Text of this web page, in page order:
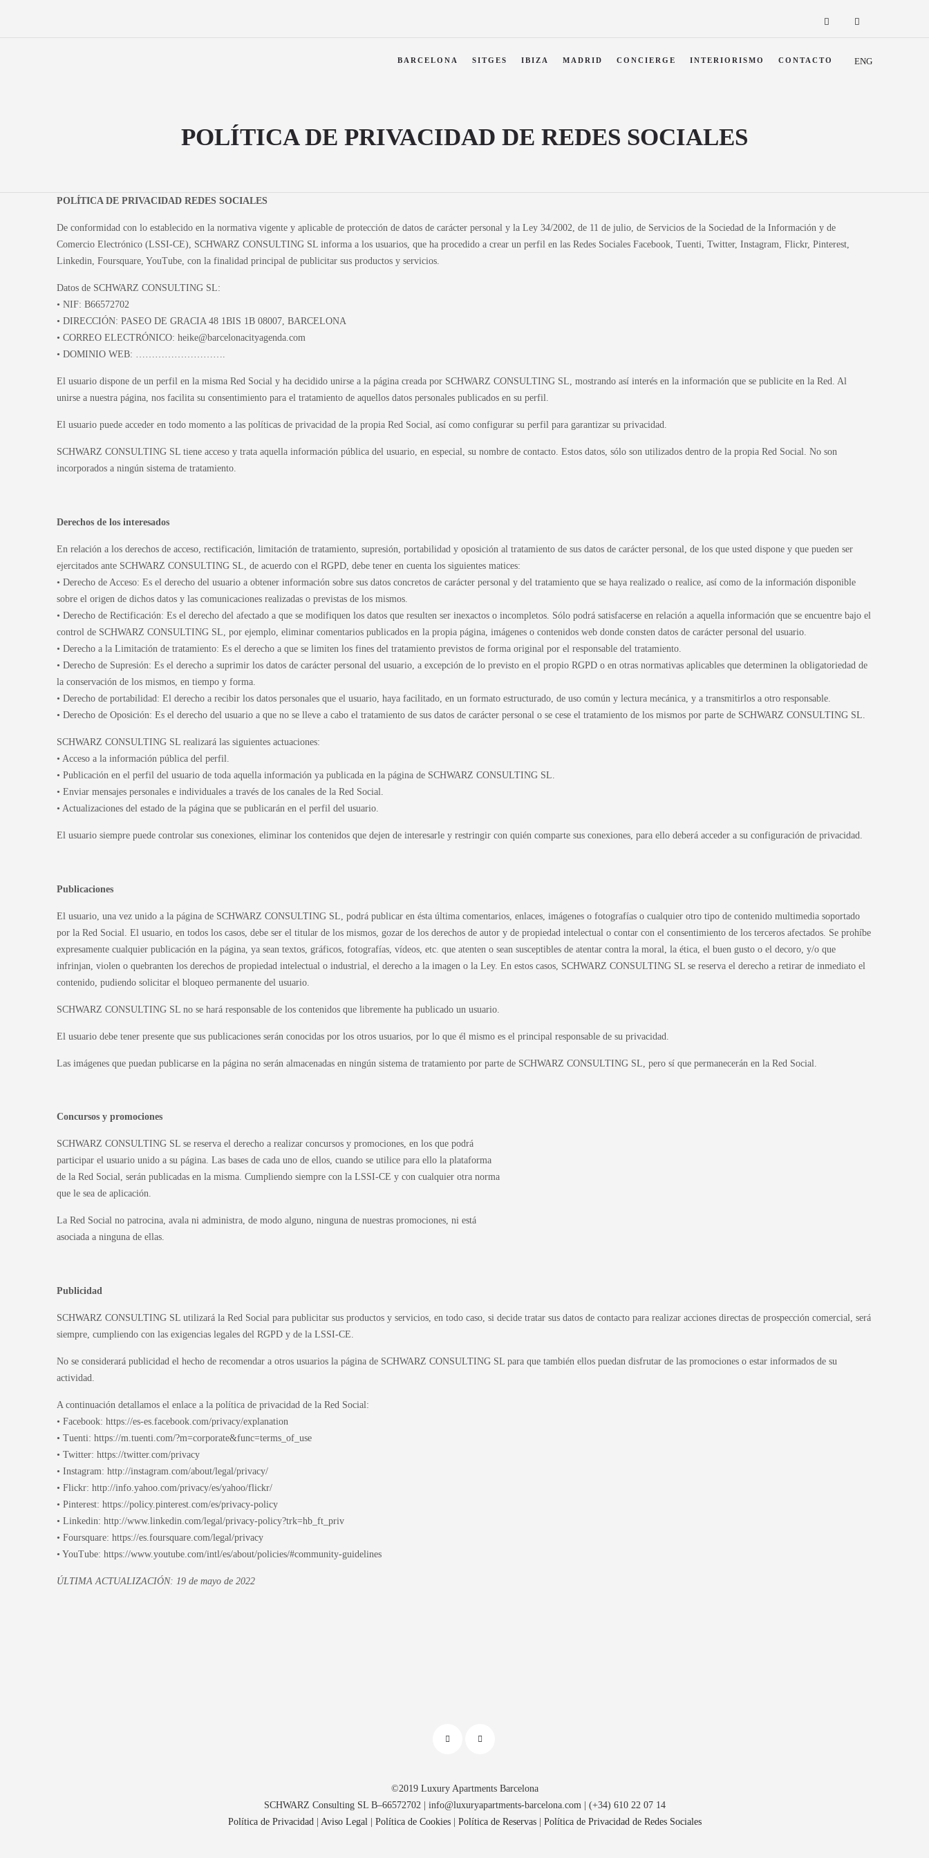
BARCELONA SITGES IBIZA MADRID CONCIERGE INTERIORISMO CONTACTO ENG
POLÍTICA DE PRIVACIDAD DE REDES SOCIALES
POLÍTICA DE PRIVACIDAD REDES SOCIALES
De conformidad con lo establecido en la normativa vigente y aplicable de protección de datos de carácter personal y la Ley 34/2002, de 11 de julio, de Servicios de la Sociedad de la Información y de
Comercio Electrónico (LSSI-CE), SCHWARZ CONSULTING SL informa a los usuarios, que ha procedido a crear un perfil en las Redes Sociales Facebook, Tuenti, Twitter, Instagram, Flickr, Pinterest,
Linkedin, Foursquare, YouTube, con la finalidad principal de publicitar sus productos y servicios.
Datos de SCHWARZ CONSULTING SL:
• NIF: B66572702
• DIRECCIÓN: PASEO DE GRACIA 48 1BIS 1B 08007, BARCELONA
• CORREO ELECTRÓNICO: heike@barcelonacityagenda.com
• DOMINIO WEB: ……………………….
El usuario dispone de un perfil en la misma Red Social y ha decidido unirse a la página creada por SCHWARZ CONSULTING SL, mostrando así interés en la información que se publicite en la Red. Al
unirse a nuestra página, nos facilita su consentimiento para el tratamiento de aquellos datos personales publicados en su perfil.
El usuario puede acceder en todo momento a las políticas de privacidad de la propia Red Social, así como configurar su perfil para garantizar su privacidad.
SCHWARZ CONSULTING SL tiene acceso y trata aquella información pública del usuario, en especial, su nombre de contacto. Estos datos, sólo son utilizados dentro de la propia Red Social. No son
incorporados a ningún sistema de tratamiento.
Derechos de los interesados
En relación a los derechos de acceso, rectificación, limitación de tratamiento, supresión, portabilidad y oposición al tratamiento de sus datos de carácter personal, de los que usted dispone y que pueden ser
ejercitados ante SCHWARZ CONSULTING SL, de acuerdo con el RGPD, debe tener en cuenta los siguientes matices:
• Derecho de Acceso: Es el derecho del usuario a obtener información sobre sus datos concretos de carácter personal y del tratamiento que se haya realizado o realice, así como de la información disponible
sobre el origen de dichos datos y las comunicaciones realizadas o previstas de los mismos.
• Derecho de Rectificación: Es el derecho del afectado a que se modifiquen los datos que resulten ser inexactos o incompletos. Sólo podrá satisfacerse en relación a aquella información que se encuentre bajo el
control de SCHWARZ CONSULTING SL, por ejemplo, eliminar comentarios publicados en la propia página, imágenes o contenidos web donde consten datos de carácter personal del usuario.
• Derecho a la Limitación de tratamiento: Es el derecho a que se limiten los fines del tratamiento previstos de forma original por el responsable del tratamiento.
• Derecho de Supresión: Es el derecho a suprimir los datos de carácter personal del usuario, a excepción de lo previsto en el propio RGPD o en otras normativas aplicables que determinen la obligatoriedad de
la conservación de los mismos, en tiempo y forma.
• Derecho de portabilidad: El derecho a recibir los datos personales que el usuario, haya facilitado, en un formato estructurado, de uso común y lectura mecánica, y a transmitirlos a otro responsable.
• Derecho de Oposición: Es el derecho del usuario a que no se lleve a cabo el tratamiento de sus datos de carácter personal o se cese el tratamiento de los mismos por parte de SCHWARZ CONSULTING SL.
SCHWARZ CONSULTING SL realizará las siguientes actuaciones:
• Acceso a la información pública del perfil.
• Publicación en el perfil del usuario de toda aquella información ya publicada en la página de SCHWARZ CONSULTING SL.
• Enviar mensajes personales e individuales a través de los canales de la Red Social.
• Actualizaciones del estado de la página que se publicarán en el perfil del usuario.
El usuario siempre puede controlar sus conexiones, eliminar los contenidos que dejen de interesarle y restringir con quién comparte sus conexiones, para ello deberá acceder a su configuración de privacidad.
Publicaciones
El usuario, una vez unido a la página de SCHWARZ CONSULTING SL, podrá publicar en ésta última comentarios, enlaces, imágenes o fotografías o cualquier otro tipo de contenido multimedia soportado
por la Red Social. El usuario, en todos los casos, debe ser el titular de los mismos, gozar de los derechos de autor y de propiedad intelectual o contar con el consentimiento de los terceros afectados. Se prohíbe
expresamente cualquier publicación en la página, ya sean textos, gráficos, fotografías, vídeos, etc. que atenten o sean susceptibles de atentar contra la moral, la ética, el buen gusto o el decoro, y/o que
infrinjan, violen o quebranten los derechos de propiedad intelectual o industrial, el derecho a la imagen o la Ley. En estos casos, SCHWARZ CONSULTING SL se reserva el derecho a retirar de inmediato el
contenido, pudiendo solicitar el bloqueo permanente del usuario.
SCHWARZ CONSULTING SL no se hará responsable de los contenidos que libremente ha publicado un usuario.
El usuario debe tener presente que sus publicaciones serán conocidas por los otros usuarios, por lo que él mismo es el principal responsable de su privacidad.
Las imágenes que puedan publicarse en la página no serán almacenadas en ningún sistema de tratamiento por parte de SCHWARZ CONSULTING SL, pero sí que permanecerán en la Red Social.
Concursos y promociones
SCHWARZ CONSULTING SL se reserva el derecho a realizar concursos y promociones, en los que podrá
participar el usuario unido a su página. Las bases de cada uno de ellos, cuando se utilice para ello la plataforma
de la Red Social, serán publicadas en la misma. Cumpliendo siempre con la LSSI-CE y con cualquier otra norma
que le sea de aplicación.
La Red Social no patrocina, avala ni administra, de modo alguno, ninguna de nuestras promociones, ni está
asociada a ninguna de ellas.
Publicidad
SCHWARZ CONSULTING SL utilizará la Red Social para publicitar sus productos y servicios, en todo caso, si decide tratar sus datos de contacto para realizar acciones directas de prospección comercial, será
siempre, cumpliendo con las exigencias legales del RGPD y de la LSSI-CE.
No se considerará publicidad el hecho de recomendar a otros usuarios la página de SCHWARZ CONSULTING SL para que también ellos puedan disfrutar de las promociones o estar informados de su
actividad.
A continuación detallamos el enlace a la política de privacidad de la Red Social:
• Facebook: https://es-es.facebook.com/privacy/explanation
• Tuenti: https://m.tuenti.com/?m=corporate&func=terms_of_use
• Twitter: https://twitter.com/privacy
• Instagram: http://instagram.com/about/legal/privacy/
• Flickr: http://info.yahoo.com/privacy/es/yahoo/flickr/
• Pinterest: https://policy.pinterest.com/es/privacy-policy
• Linkedin: http://www.linkedin.com/legal/privacy-policy?trk=hb_ft_priv
• Foursquare: https://es.foursquare.com/legal/privacy
• YouTube: https://www.youtube.com/intl/es/about/policies/#community-guidelines
ÚLTIMA ACTUALIZACIÓN: 19 de mayo de 2022
©2019 Luxury Apartments Barcelona
SCHWARZ Consulting SL B–66572702 | info@luxuryapartments-barcelona.com | (+34) 610 22 07 14
Política de Privacidad| Aviso Legal| Política de Cookies| Política de Reservas| Política de Privacidad de Redes Sociales